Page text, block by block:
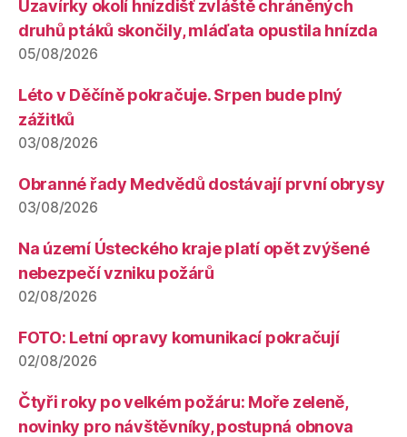
Uzavírky okolí hnízdišť zvláště chráněných
druhů ptáků skončily, mláďata opustila hnízda
05/08/2026
Léto v Děčíně pokračuje. Srpen bude plný
zážitků
03/08/2026
Obranné řady Medvědů dostávají první obrysy
03/08/2026
Na území Ústeckého kraje platí opět zvýšené
nebezpečí vzniku požárů
02/08/2026
FOTO: Letní opravy komunikací pokračují
02/08/2026
Čtyři roky po velkém požáru: Moře zeleně,
novinky pro návštěvníky, postupná obnova